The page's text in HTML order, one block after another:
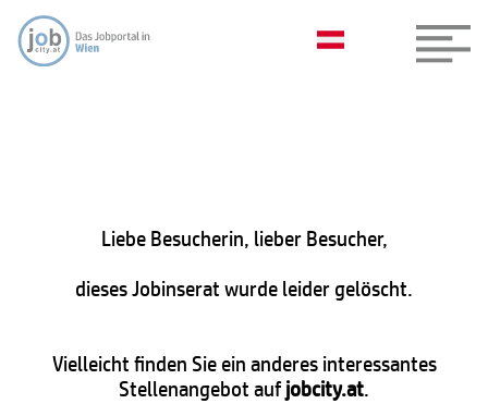
Liebe Besucherin, lieber Besucher,
dieses Jobinserat wurde leider gelöscht.
Vielleicht finden Sie ein anderes interessantes
Stellenangebot aufjobcity.at.